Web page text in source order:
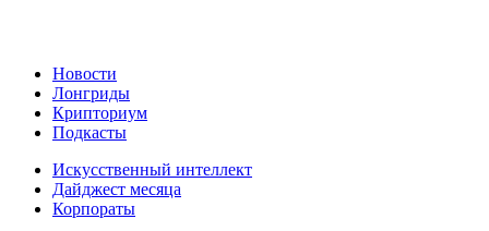
Новости
Лонгриды
Крипториум
Подкасты
Искусственный интеллект
Дайджест месяца
Корпораты